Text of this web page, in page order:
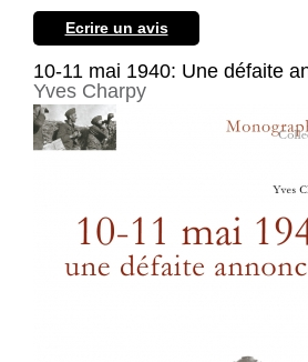
XXe siècle
Autres
Thématiques
Ecrire un avis
10-11 mai 1940: Une défaite
Yves Charpy